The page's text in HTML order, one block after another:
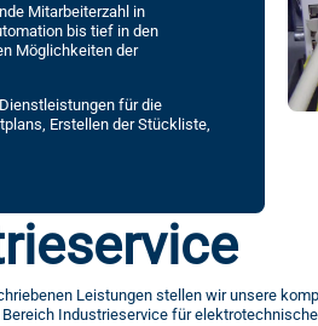
Mitarbeiterzahl in
bis tief in den
Möglichkeiten der
für die
Erstellen der Stückliste,
Leistungen stellen wir unsere
Industrieservice für